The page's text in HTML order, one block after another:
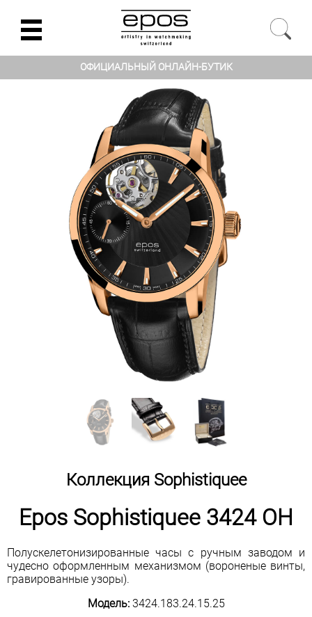
ОФИЦИАЛЬНЫЙ ОНЛАЙН-БУТИК
Коллекция Sophistiquee
Epos Sophistiquee 3424 OH
Полускелетонизированные часы с ручным заводом и
чудесно оформленным механизмом (вороненые винты,
гравированные узоры).
Модель:3424.183.24.15.25